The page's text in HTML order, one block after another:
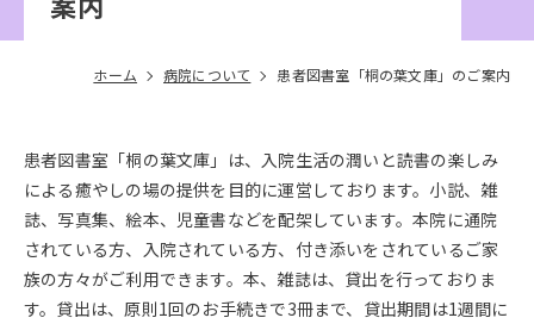
ホーム 病院について 患者図書室「桐の葉文庫」のご案内
患者図書室「桐の葉文庫」は、入院生活の潤いと読書の楽しみ
による癒やしの場の提供を目的に運営しております。小説、雑
誌、写真集、絵本、児童書などを配架しています。本院に通院
されている方、入院されている方、付き添いをされているご家
族の方々がご利用できます。本、雑誌は、貸出を行っておりま
す。貸出は、原則1回のお手続きで3冊まで、貸出期間は1週間に